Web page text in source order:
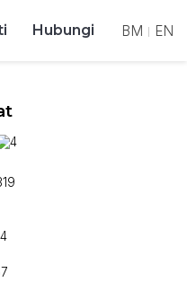
Hubungi BM EN